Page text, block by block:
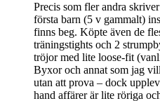
Precis som fler andra
första barn (5 v gammalt)
finns beg. Köpte även de
träningstights och 2
tröjor med lite loose-fit
Byxor och annat som jag
utan att prova – dock
hand affärer är lite röriga